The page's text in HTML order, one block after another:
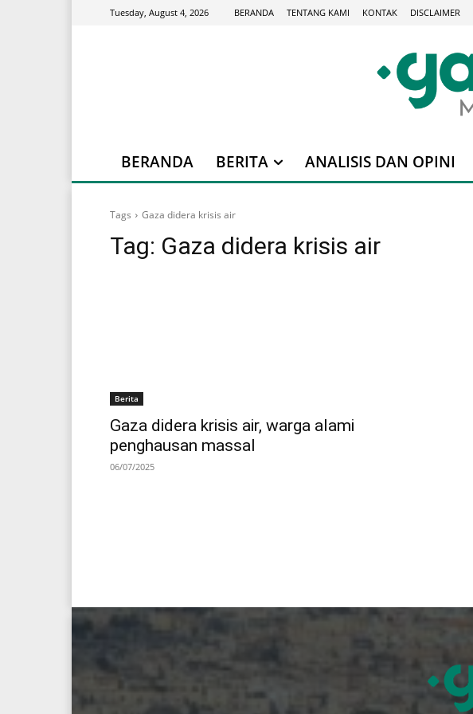
Tuesday, August 4, 2026 BERANDA TENTANG KAMI KONTAK DISCLAIMER
BERANDA BERITA ANALISIS DAN OPINI
Tags Gaza didera krisis air
Tag: Gaza didera krisis air
Berita
Gaza didera krisis air, warga alami
penghausan massal
06/07/2025